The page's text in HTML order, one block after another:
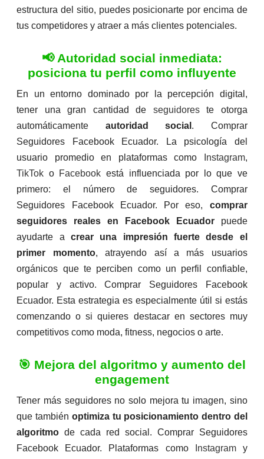
estructura del sitio, puedes posicionarte por encima de
tus competidores y atraer a más clientes potenciales.
📢 Autoridad social inmediata:
posiciona tu perfil como influyente
En un entorno dominado por la percepción digital,
tener una gran cantidad de seguidoreste otorga
automáticamente autoridad social . Comprar
Seguidores Facebook Ecuador. La psicología del
usuario promedio en plataformas como
Instagram,
TikTok o Facebook está influenciada por lo que ve
primero: el número de seguidores. Comprar
Seguidores Facebook Ecuador. Por eso, comprar
seguidores reales en Facebook Ecuadorpuede
ayudarte acrear una impresión fuerte desde el
primer momento, atrayendo así a más usuarios
orgánicos que te perciben como un perfil confiable,
popular y activo. Comprar Seguidores Facebook
Ecuador. Esta estrategia es especialmente útil si estás
comenzando o si quieres destacar en sectores muy
competitivos como moda, fitness, negocios o arte.
🎯 Mejora del algoritmo y aumento del
engagement
Tener más seguidores no solo mejora tu imagen, sino
que también optimiza tu posicionamiento dentro del
algoritmo de cada red social. Comprar Seguidores
Facebook Ecuador. Plataformas como
Instagramy